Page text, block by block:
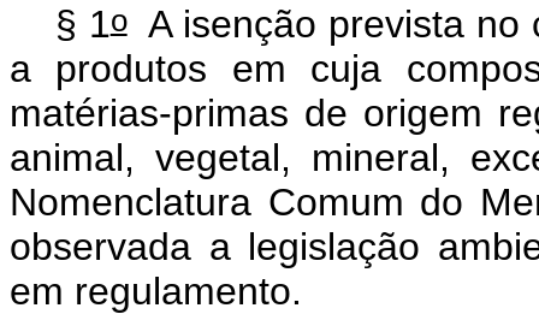
§ 1oA isenção prevista no
a produtos em cuja
matérias-primas de origem
animal, vegetal, mineral,
Nomenclatura Comum do
observada a legislação
em regulamento.